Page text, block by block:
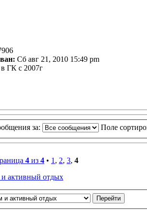
Сб авг 21, 2010 15:49 pm
ГК с 2007г
за: Поле
4 из 4 • 1 , 2, 3, 4
и активный отдых